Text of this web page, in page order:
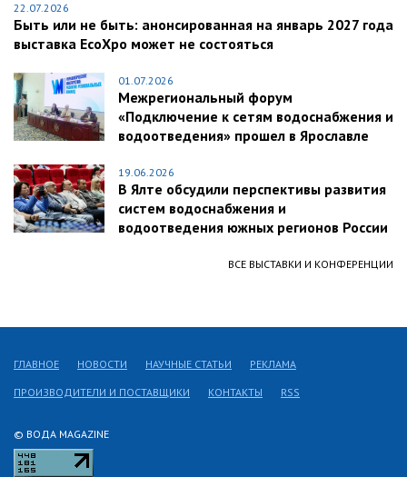
22.07.2026
Быть или не быть: анонсированная на январь 2027 года
выставка EcoXpo может не состояться
01.07.2026
Межрегиональный форум
«Подключение к сетям водоснабжения и
водоотведения» прошел в Ярославле
19.06.2026
В Ялте обсудили перспективы развития
систем водоснабжения и
водоотведения южных регионов России
ВСЕ ВЫСТАВКИ И КОНФЕРЕНЦИИ
© ВОДА MAGAZINE
ГЛАВНОЕ НОВОСТИ НАУЧНЫЕ СТАТЬИ РЕКЛАМА
ПРОИЗВОДИТЕЛИ И ПОСТАВЩИКИ КОНТАКТЫ RSS